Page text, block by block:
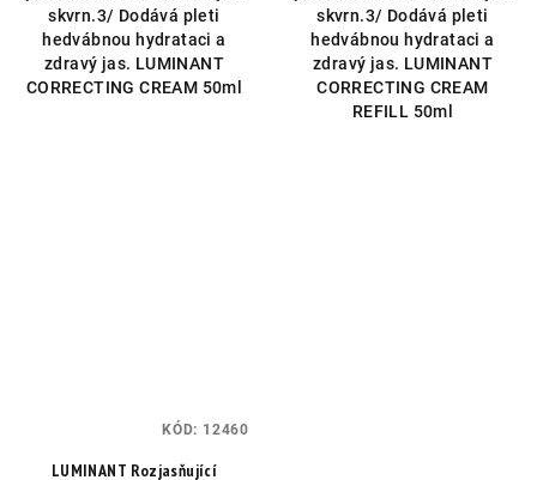
skvrn.3/ Dodává pleti
hedvábnou hydrataci a
zdravý jas. LUMINANT
CORRECTING CREAM 50ml
skvrn.3/ Dodává pleti
hedvábnou hydrataci a
zdravý jas. LUMINANT
CORRECTING CREAM
REFILL 50ml
LUMINANT Rozjasňující
KÓD: 12460